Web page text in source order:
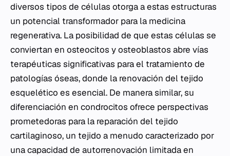
diversos tipos de células otorga a estas estructuras
un potencial transformador para la medicina
regenerativa. La posibilidad de que estas células se
conviertan en osteocitos y osteoblastos abre vías
terapéuticas significativas para el tratamiento de
patologías óseas, donde la renovación del tejido
esquelético es esencial. De manera similar, su
diferenciación en condrocitos ofrece perspectivas
prometedoras para la reparación del tejido
cartilaginoso, un tejido a menudo caracterizado por
una capacidad de autorrenovación limitada en